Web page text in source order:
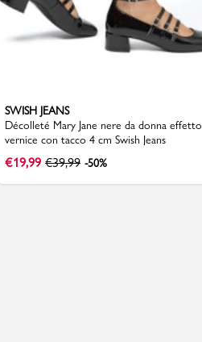
SWISH JEANS
Décolleté Mary Jane nere da donna effetto
vernice con tacco 4 cm Swish Jeans
€19,99 €39,99 -50%